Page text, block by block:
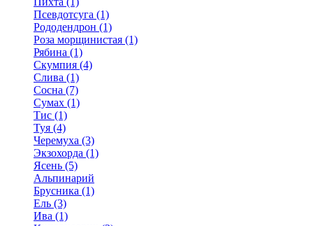
Псевдотсуга (1)
Рододендрон (1)
Роза морщинистая (1)
Рябина (1)
Скумпия (4)
Слива (1)
Сосна (7)
Сумах (1)
Тис (1)
Туя (4)
Черемуха (3)
Экзохорда (1)
Ясень (5)
Альпинарий
Брусника (1)
Ель (3)
Ива (1)